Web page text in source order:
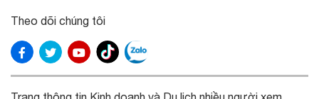
Theo dõi chúng tôi